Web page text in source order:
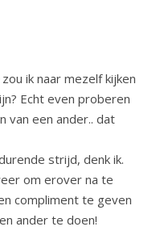
ik naar mezelf kijken
Echt even proberen
van een ander.. dat
strijd, denk ik.
om erover na te
compliment te geven
ander te doen!